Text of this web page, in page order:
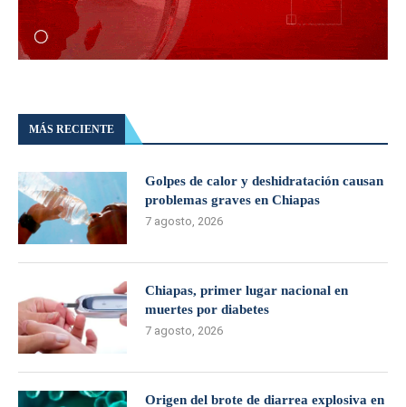
MÁS RECIENTE
Golpes de calor y deshidratación causan
problemas graves en Chiapas
7 agosto, 2026
Chiapas, primer lugar nacional en
muertes por diabetes
7 agosto, 2026
Origen del brote de diarrea explosiva en